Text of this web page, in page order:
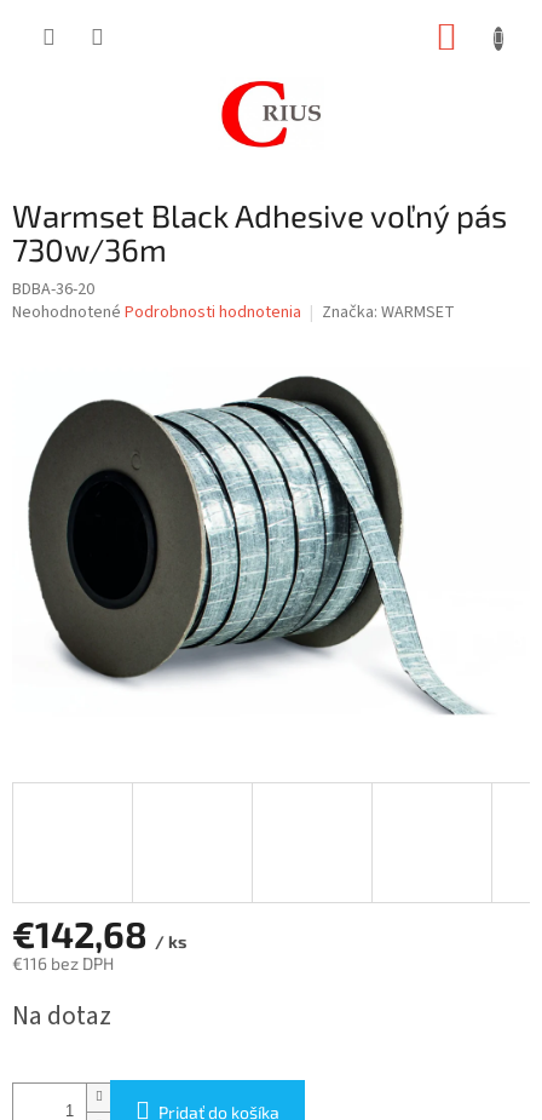
Warmset Black Adhesive voľný pás
730w/36m
BDBA-36-20
Priemerné
hviezdičiek.
Neohodnotené Podrobnosti hodnotenia Značka: WARMSET
€142,68 / ks
€116 bez DPH
cena:
Na dotaz
Pridať do košíka